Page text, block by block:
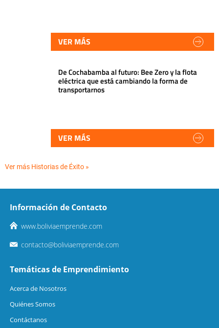
VER MÁS
De Cochabamba al futuro: Bee Zero y la flota
eléctrica que está cambiando la forma de
transportarnos
VER MÁS
Ver más Historias de Éxito »
Información de Contacto
www.boliviaemprende.com
contacto@boliviaemprende.com
Temáticas de Emprendimiento
Acerca de Nosotros
Quiénes Somos
Contáctanos